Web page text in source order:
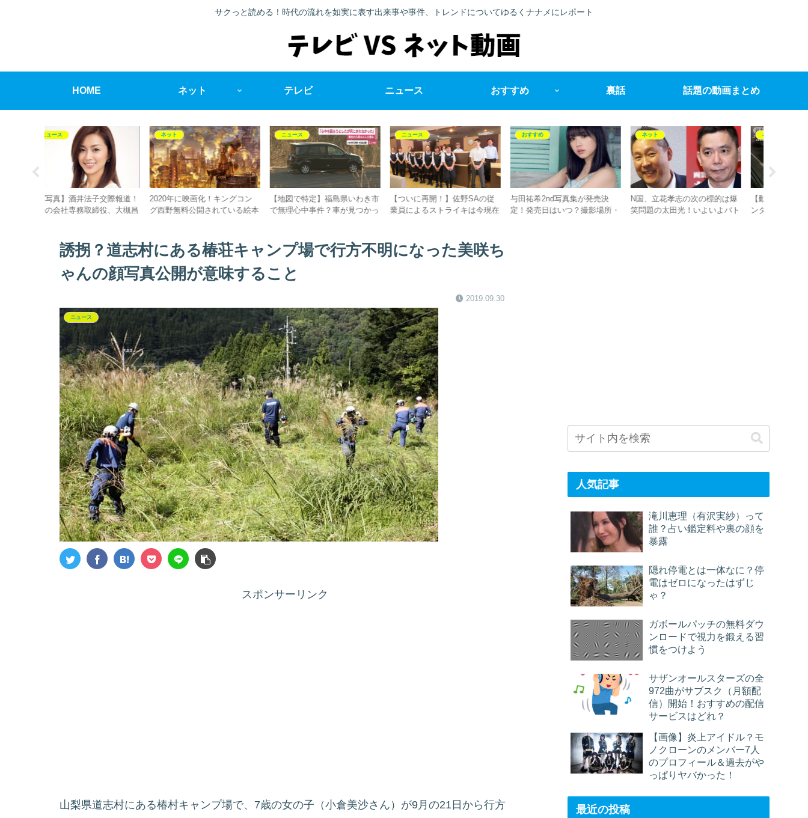
サクっと読める！時代の流れを如実に表す出来事や事件、トレンドについてゆるくナナメにレポート
HOME ネット テレビ ニュース おすすめ 裏話 話題の動画まとめ
ネット
2020年に映画化！キングコン
グ西野無料公開されている絵本
ニュース
【地図で特定】福島県いわき市
で無理心中事件？車が見つかっ
ニュース
【ついに再開！】佐野SAの従
業員によるストライキは今現在
おすすめ
与田祐希2nd写真集が発売決
定！発売日はいつ？撮影場所・
ネット
N国、立花孝志の次の標的は爆
笑問題の太田光！いよいよバト
ネット
【動画】ヤマト運輸福岡小笹セ
ンターで起こった暴行事件の加
誘拐？道志村にある椿荘キャンプ場で行方不明になった美咲ち
ゃんの顔写真公開が意味すること
2019.09.30
ニュース
スポンサーリンク
山梨県道志村にある椿村キャンプ場で、7歳の女の子（小倉美沙さん）が9月の21日から行方
人気記事
滝川恵理（有沢実紗）って
誰？占い鑑定料や裏の顔を
暴露
隠れ停電とは一体なに？停
電はゼロになったはずじ
ゃ？
ガボールパッチの無料ダウ
ンロードで視力を鍛える習
慣をつけよう
サザンオールスターズの全
972曲がサブスク（月額配
信）開始！おすすめの配信
サービスはどれ？
【画像】炎上アイドル？モ
ノクローンのメンバー7人
のプロフィール＆過去がや
っぱりヤバかった！
最近の投稿